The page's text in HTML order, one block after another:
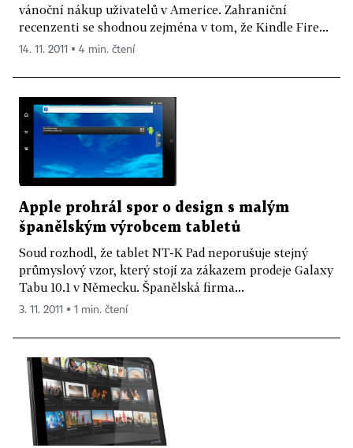
vánoční nákup uživatelů v Americe. Zahraniční
recenzenti se shodnou zejména v tom, že Kindle Fire...
14. 11. 2011 ▪ 4 min. čtení
Apple prohrál spor o design s malým
španělským výrobcem tabletů
Soud rozhodl, že tablet NT-K Pad neporušuje stejný
průmyslový vzor, který stojí za zákazem prodeje Galaxy
Tabu 10.1 v Německu. Španělská firma...
3. 11. 2011 ▪ 1 min. čtení